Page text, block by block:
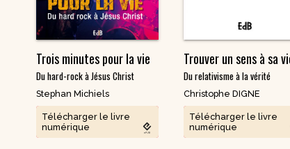
Trois minutes pour la vie
Du hard-rock à Jésus Christ
Stephan Michiels
Télécharger le livre
numérique
Trouver un sens à sa
Du relativisme à la vérité
Christophe DIGNE
Télécharger le livre
numérique